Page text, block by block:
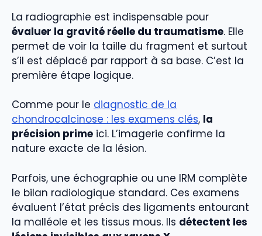
La radiographie est indispensable pour
évaluer la gravité réelle du traumatisme. Elle
permet de voir la taille du fragment et surtout
s’il est déplacé par rapport à sa base. C’est la
première étape logique.
Comme pour le diagnostic de la
chondrocalcinose : les examens clés, la
précision prime ici. L’imagerie confirme la
nature exacte de la lésion.
Parfois, une échographie ou une IRM complète
le bilan radiologique standard. Ces examens
évaluent l’état précis des ligaments entourant
la malléole et les tissus mous. Ils détectent les